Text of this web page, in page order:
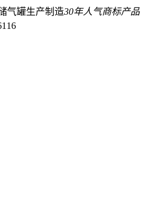
气罐生产制造30年人气商标产品